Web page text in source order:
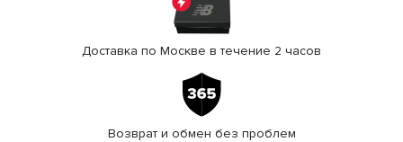
Доставка по Москве в течение 2 часов
Возврат и обмен без проблем